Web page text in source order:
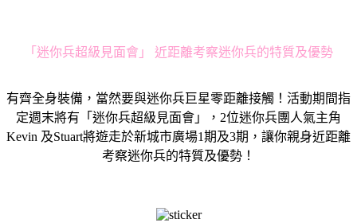
「迷你兵超級見面會」 近距離考察迷你兵的特質及優勢
有齊全身裝備，當然要與迷你兵巨星零距離接觸！活動期間指
定週末將有「迷你兵超級見面會」，2位迷你兵團人氣主角
Kevin 及Stuart將遊走於新城市廣場1期及3期，讓你親身近距離
考察迷你兵的特質及優勢！